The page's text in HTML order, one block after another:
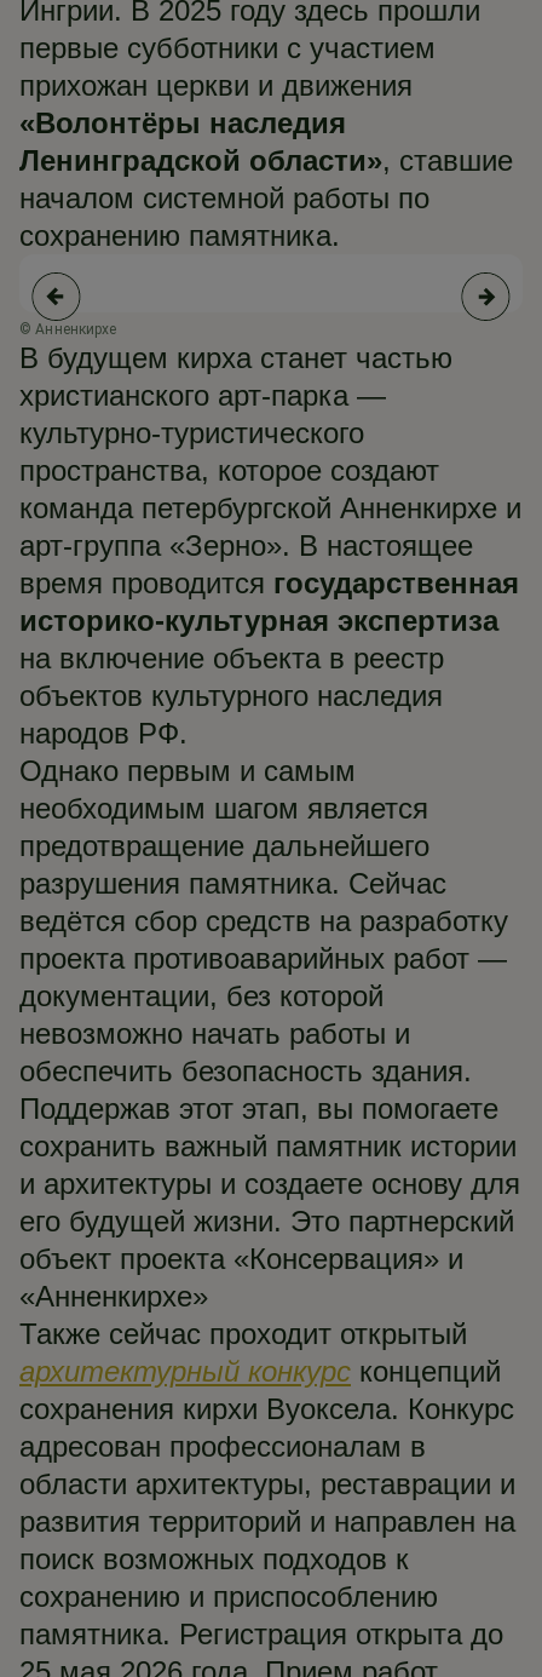
Ингрии. В 2025 году здесь прошли
первые субботники с участием
прихожан церкви и движения
«Волонтёры наследия
Ленинградской области», ставшие
началом системной работы по
сохранению памятника.
© Анненкирхе
В будущем кирха станет частью
христианского арт-парка —
культурно-туристического
пространства, которое создают
команда петербургской Анненкирхе и
арт-группа «Зерно». В настоящее
время проводится государственная
историко-культурная экспертиза
на включение объекта в реестр
объектов культурного наследия
народов РФ.
Однако первым и самым
необходимым шагом является
предотвращение дальнейшего
разрушения памятника. Сейчас
ведётся сбор средств на разработку
проекта противоаварийных работ —
документации, без которой
невозможно начать работы и
обеспечить безопасность здания.
Поддержав этот этап, вы помогаете
сохранить важный памятник истории
и архитектуры и создаете основу для
его будущей жизни. Это партнерский
объект проекта «Консервация» и
«Анненкирхе»
Также сейчас проходит открытый
архитектурный конкурс концепций
сохранения кирхи Вуоксела. Конкурс
адресован профессионалам в
области архитектуры, реставрации и
развития территорий и направлен на
поиск возможных подходов к
сохранению и приспособлению
памятника. Регистрация открыта до